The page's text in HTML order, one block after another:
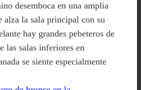
desemboca en una amplia
alza la sala principal con su
hay grandes pebeteros de
las salas inferiores en
se siente especialmente